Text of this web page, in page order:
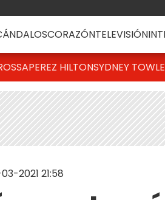
CORAZÓNTELEVISIÓN
PEREZ HILTONSYDNEY TOWLE
2021 21:58